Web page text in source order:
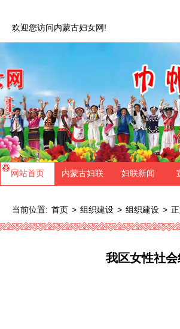
欢迎您访问内蒙古妇女网!
网站首页 内蒙古妇联 妇联新闻
当前位置: 首页 > 组织建设 > 组织建设 >
我区女性社